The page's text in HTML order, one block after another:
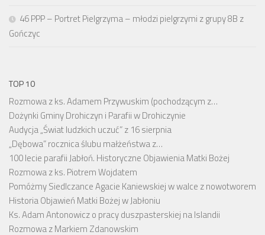
46 PPP – Portret Pielgrzyma – młodzi pielgrzymi z grupy 8B z
Gończyc
TOP 10
Rozmowa z ks. Adamem Przywuskim (pochodzącym z…
Dożynki Gminy Drohiczyn i Parafii w Drohiczynie
Audycja „Świat ludzkich uczuć” z 16 sierpnia
„Dębowa” rocznica ślubu małżeństwa z…
100 lecie parafii Jabłoń. Historyczne Objawienia Matki Bożej
Rozmowa z ks. Piotrem Wojdatem
Pomóżmy Siedlczance Agacie Kaniewskiej w walce z nowotworem
Historia Objawień Matki Bożej w Jabłoniu
Ks. Adam Antonowicz o pracy duszpasterskiej na Islandii
Rozmowa z Markiem Zdanowskim